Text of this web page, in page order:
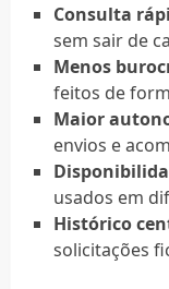
Consulta
sem sair de
Menos
feitos de
Maior
envios e
usados em
Histórico
solicitações